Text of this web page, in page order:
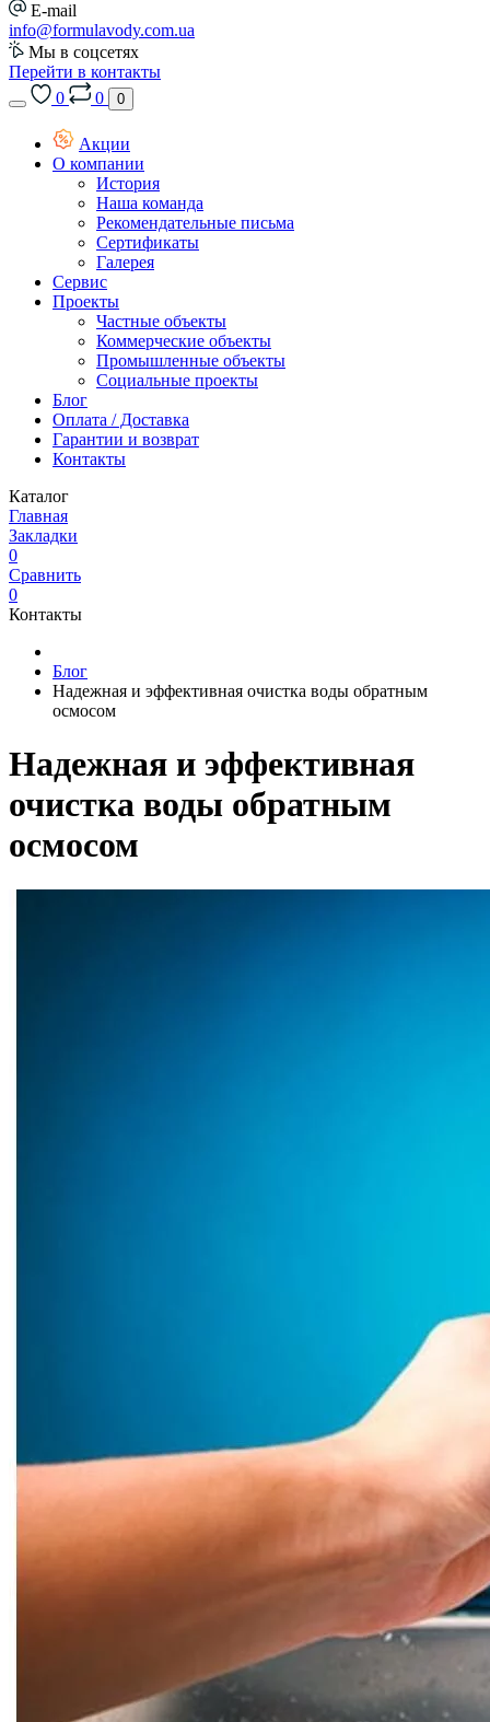
E-mail
info@formulavody.com.ua
Мы в соцсетях
Перейти в контакты
0
0 0
Акции
О компании
История
Наша команда
Рекомендательные письма
Сертификаты
Галерея
Сервис
Проекты
Частные объекты
Коммерческие объекты
Промышленные объекты
Социальные проекты
Блог
Оплата / Доставка
Гарантии и возврат
Контакты
Каталог
Главная
Закладки
0
Сравнить
0
Контакты
Блог
Надежная и эффективная очистка воды обратным
осмосом
Надежная и эффективная
очистка воды обратным
осмосом